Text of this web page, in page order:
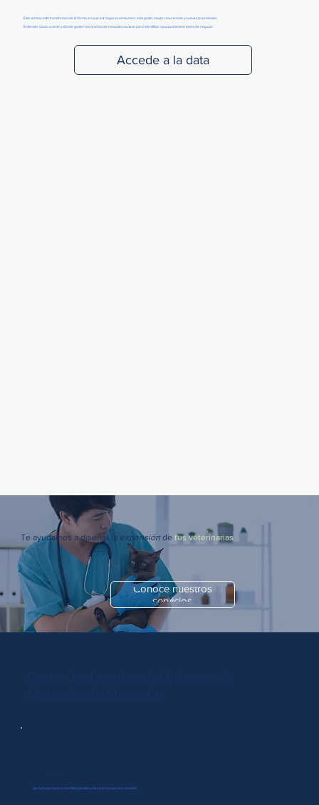
Este cambio está transformando la forma en que los hogares consumen: más gasto, mayor recurrencia y nuevas prioridades.
Entender cómo, cuánto y dónde gastan los dueños de mascotas es clave para identificar oportunidades reales de negocio.
Accede a la data
Te ayudamos a diseñar la expansiónde tus veterinarias
Conoce nuestros
servicios
de los hogares en Lima Metropolitana tiene al menos una mascota.